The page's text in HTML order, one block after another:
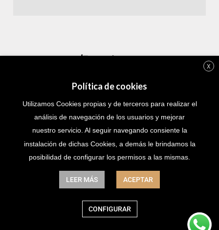
impuestos justos y dormir tranquilos.
Creado por: Miryaliz Jiménez
X
Política de cookies
Utilizamos Cookies propias y de terceros para realizar el
análisis de navegación de los usuarios y mejorar
nuestro servicio. Al seguir navegando consiente la
instalación de dichas Cookies, a demás le brindamos la
posibilidad de configurar los permisos a las mismas.
LEER MÁS ACEPTAR
CONFIGURAR